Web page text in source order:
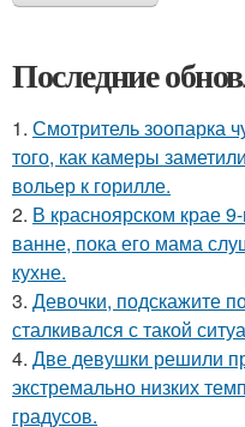
Последние
1. Смотритель зоопарка
того, как камеры
вольер к горилле.
2. В красноярском крае
ванне, пока его мама
кухне.
3. Девочки, подскажите
сталкивался с такой
4. Две девушки решили
экстремально низких
градусов.